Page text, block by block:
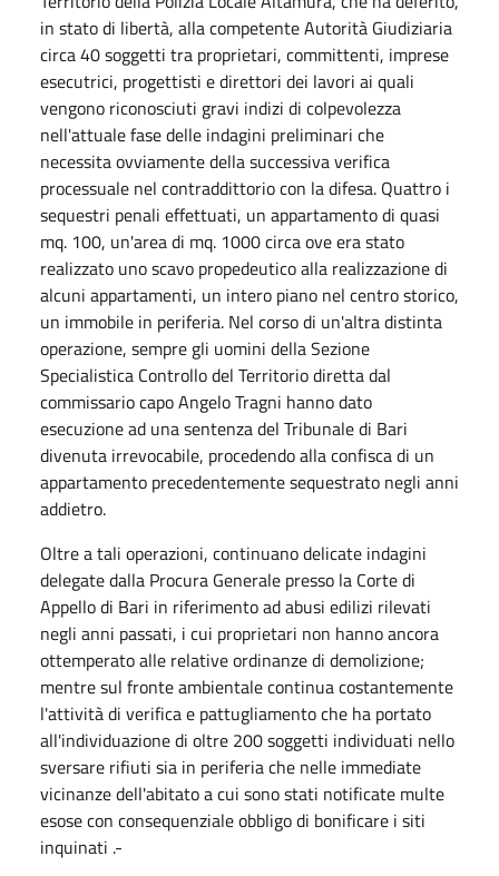
in stato di libertà, alla competente Autorità Giudiziaria
circa 40 soggetti tra proprietari, committenti, imprese
esecutrici, progettisti e direttori dei lavori ai quali
vengono riconosciuti gravi indizi di colpevolezza
nell'attuale fase delle indagini preliminari che
necessita ovviamente della successiva verifica
processuale nel contraddittorio con la difesa. Quattro i
sequestri penali effettuati, un appartamento di quasi
mq. 100, un'area di mq. 1000 circa ove era stato
realizzato uno scavo propedeutico alla realizzazione di
alcuni appartamenti, un intero piano nel centro storico,
un immobile in periferia. Nel corso di un'altra distinta
operazione, sempre gli uomini della Sezione
Specialistica Controllo del Territorio diretta dal
commissario capo Angelo Tragni hanno dato
esecuzione ad una sentenza del Tribunale di Bari
divenuta irrevocabile, procedendo alla confisca di un
appartamento precedentemente sequestrato negli anni
addietro.
Oltre a tali operazioni, continuano delicate indagini
delegate dalla Procura Generale presso la Corte di
Appello di Bari in riferimento ad abusi edilizi rilevati
negli anni passati, i cui proprietari non hanno ancora
ottemperato alle relative ordinanze di demolizione;
mentre sul fronte ambientale continua costantemente
l'attività di verifica e pattugliamento che ha portato
all'individuazione di oltre 200 soggetti individuati nello
sversare rifiuti sia in periferia che nelle immediate
vicinanze dell'abitato a cui sono stati notificate multe
esose con consequenziale obbligo di bonificare i siti
inquinati .-